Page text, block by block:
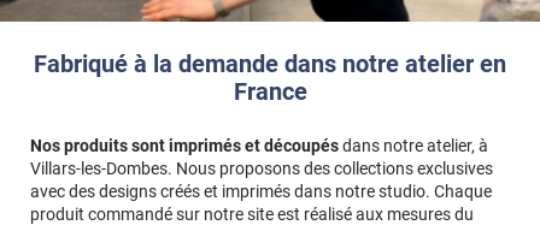
Fabriqué à la demande dans notre atelier en
France
Nos produits sont imprimés et découpésdans notre atelier, à
Villars-les-Dombes. Nous proposons des collections exclusives
avec des designs créés et imprimés dans notre studio. Chaque
produit commandé sur notre site est réalisé aux mesures du
*****Il y a 2162 jours
Normalement noir et vert, reçu noir et organisations.
Produit plus fin Moins facile à manipuler et à
repositionner Pas facile pour séparer les deux feuilles
*****Il y a 2378 jours